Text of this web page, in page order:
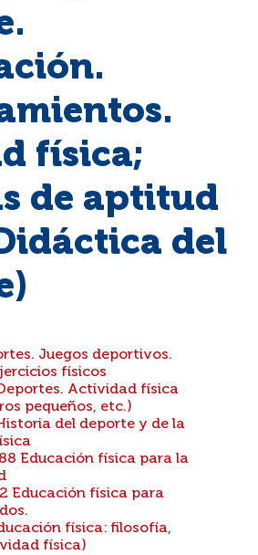
física;
de aptitud
del
Juegos deportivos.
físicos
Actividad física
pequeños, etc.)
del deporte y de la
Educación física para la
Educación física para
física: filosofía,
física)